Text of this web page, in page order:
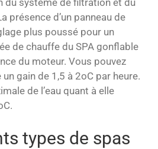
du système de filtration et du
présence d’un panneau de
plus poussé pour un
de chauffe du SPA gonflable
du moteur. Vous pouvez
gain de 1,5 à 2oC par heure.
de l’eau quant à elle
types de spas